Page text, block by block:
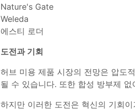
Nature's Gate
Weleda
에스티 로더
도전과 기회
허브 미용 제품 시장의 전망은 압도
될 수 있습니다. 또한 합성 방부제
하지만 이러한 도전은 혁신의 기회